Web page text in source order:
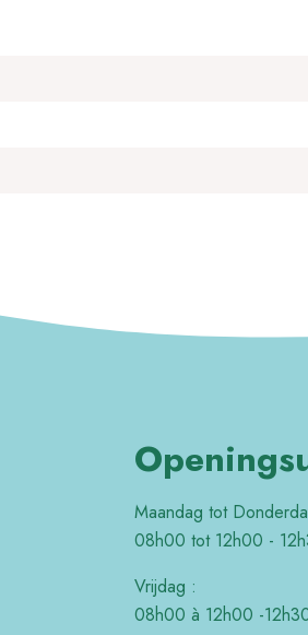
Maandag tot
08h00 tot 12h00 -
Vrijdag :
08h00 à 12h00 -